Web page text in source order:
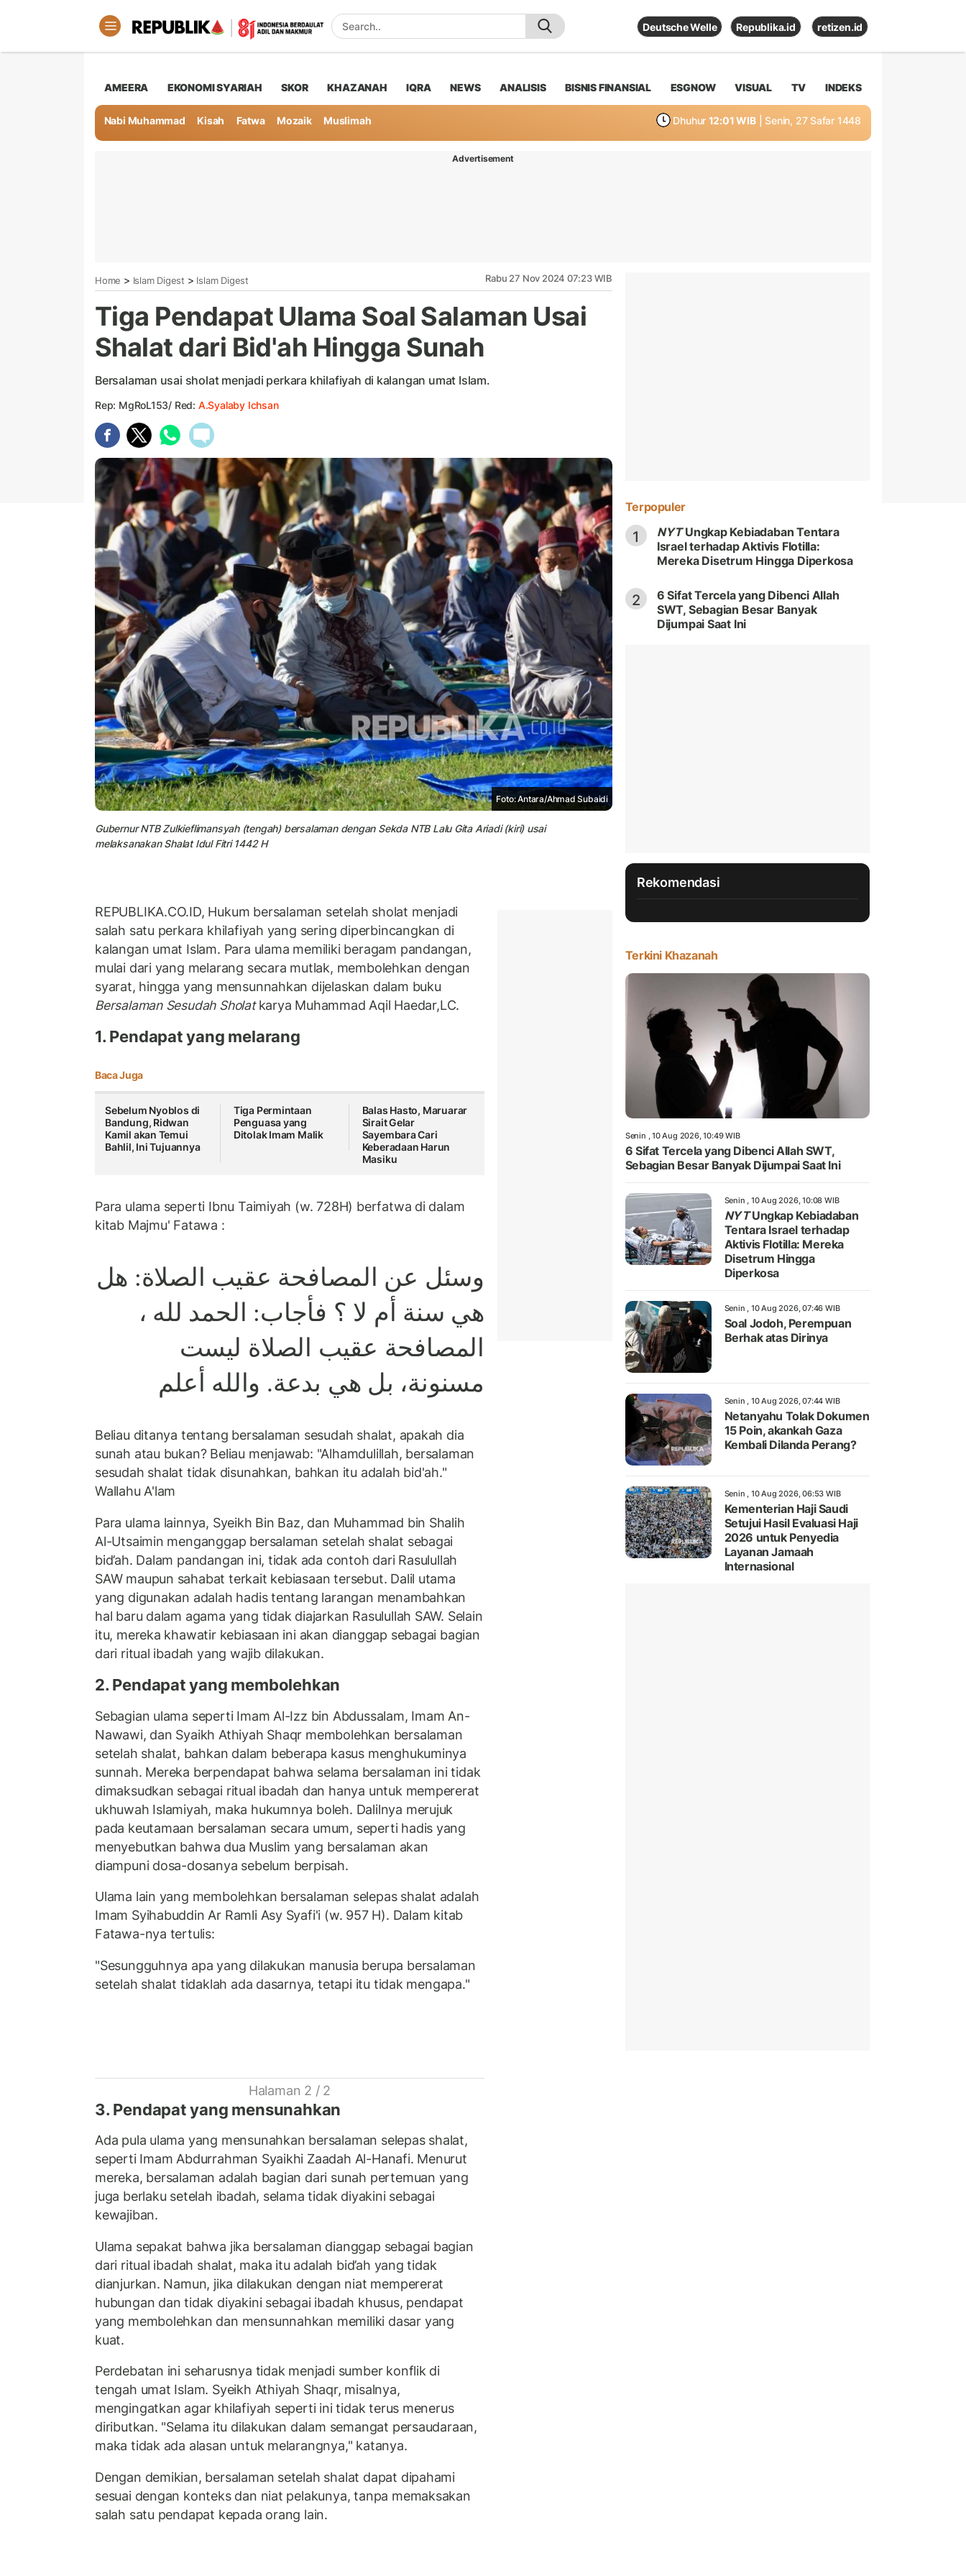
Deutsche Welle Republika.id retizen.id
AMEERA EKONOMI SYARIAH SKOR KHAZANAH IQRA NEWS ANALISIS BISNIS FINANSIAL ESGNOW VISUAL TV INDEKS
Nabi Muhammad Kisah Fatwa Mozaik Muslimah Dhuhur 12:01 WIB | Senin, 27 Safar 1448
Advertisement
Home > Islam Digest > Islam Digest Rabu 27 Nov 2024 07:23 WIB
Tiga Pendapat Ulama Soal Salaman Usai
Shalat dari Bid'ah Hingga Sunah
Bersalaman usai sholat menjadi perkara khilafiyah di kalangan umat Islam.
Rep: MgRoL153/ Red: A.Syalaby Ichsan
Foto: Antara/Ahmad Subaidi
Gubernur NTB Zulkieflimansyah (tengah) bersalaman dengan Sekda NTB Lalu Gita Ariadi (kiri) usai
melaksanakan Shalat Idul Fitri 1442 H
REPUBLIKA.CO.ID, Hukum bersalaman setelah sholat menjadi
salah satu perkara khilafiyah yang sering diperbincangkan di
kalangan umat Islam. Para ulama memiliki beragam pandangan,
mulai dari yang melarang secara mutlak, membolehkan dengan
syarat, hingga yang mensunnahkan dijelaskan dalam buku
Bersalaman Sesudah Sholatkarya Muhammad Aqil Haedar,LC.
1. Pendapat yang melarang
Baca Juga
Sebelum Nyoblos di
Bandung, Ridwan
Kamil akan Temui
Bahlil, Ini Tujuannya
Tiga Permintaan
Penguasa yang
Ditolak Imam Malik
Balas Hasto, Maruarar
Sirait Gelar
Sayembara Cari
Keberadaan Harun
Masiku
Para ulama seperti Ibnu Taimiyah (w. 728H) berfatwa di dalam
kitab Majmu' Fatawa :
وسئل عن المصافحة عقيب الصلاة: هل
هي سنة أم لا ؟ فأجاب: الحمد لله ،
المصافحة عقيب الصلاة ليست
مسنونة، بل هي بدعة. والله أعلم
Beliau ditanya tentang bersalaman sesudah shalat, apakah dia
sunah atau bukan? Beliau menjawab: "Alhamdulillah, bersalaman
sesudah shalat tidak disunahkan, bahkan itu adalah bid'ah."
Wallahu A'lam
Para ulama lainnya, Syeikh Bin Baz, dan Muhammad bin Shalih
Al-Utsaimin menganggap bersalaman setelah shalat sebagai
bid’ah. Dalam pandangan ini, tidak ada contoh dari Rasulullah
SAW maupun sahabat terkait kebiasaan tersebut. Dalil utama
yang digunakan adalah hadis tentang larangan menambahkan
hal baru dalam agama yang tidak diajarkan Rasulullah SAW. Selain
itu, mereka khawatir kebiasaan ini akan dianggap sebagai bagian
dari ritual ibadah yang wajib dilakukan.
2. Pendapat yang membolehkan
Sebagian ulama seperti Imam Al-Izz bin Abdussalam, Imam An-
Nawawi, dan Syaikh Athiyah Shaqr membolehkan bersalaman
setelah shalat, bahkan dalam beberapa kasus menghukuminya
sunnah. Mereka berpendapat bahwa selama bersalaman ini tidak
dimaksudkan sebagai ritual ibadah dan hanya untuk mempererat
ukhuwah Islamiyah, maka hukumnya boleh. Dalilnya merujuk
pada keutamaan bersalaman secara umum, seperti hadis yang
menyebutkan bahwa dua Muslim yang bersalaman akan
diampuni dosa-dosanya sebelum berpisah.
Ulama lain yang membolehkan bersalaman selepas shalat adalah
Imam Syihabuddin Ar Ramli Asy Syafi'i (w. 957 H). Dalam kitab
Fatawa-nya tertulis:
"Sesungguhnya apa yang dilakukan manusia berupa bersalaman
setelah shalat tidaklah ada dasarnya, tetapi itu tidak mengapa."
Halaman 2 / 2
3. Pendapat yang mensunahkan
Ada pula ulama yang mensunahkan bersalaman selepas shalat,
seperti Imam Abdurrahman Syaikhi Zaadah Al-Hanafi. Menurut
mereka, bersalaman adalah bagian dari sunah pertemuan yang
juga berlaku setelah ibadah, selama tidak diyakini sebagai
kewajiban.
Ulama sepakat bahwa jika bersalaman dianggap sebagai bagian
dari ritual ibadah shalat, maka itu adalah bid’ah yang tidak
dianjurkan. Namun, jika dilakukan dengan niat mempererat
hubungan dan tidak diyakini sebagai ibadah khusus, pendapat
yang membolehkan dan mensunnahkan memiliki dasar yang
kuat.
Perdebatan ini seharusnya tidak menjadi sumber konflik di
tengah umat Islam. Syeikh Athiyah Shaqr, misalnya,
mengingatkan agar khilafiyah seperti ini tidak terus menerus
diributkan. "Selama itu dilakukan dalam semangat persaudaraan,
maka tidak ada alasan untuk melarangnya," katanya.
Dengan demikian, bersalaman setelah shalat dapat dipahami
sesuai dengan konteks dan niat pelakunya, tanpa memaksakan
salah satu pendapat kepada orang lain.
Terpopuler
1 NYTUngkap Kebiadaban Tentara
Israel terhadap Aktivis Flotilla:
Mereka Disetrum Hingga Diperkosa
2
6 Sifat Tercela yang Dibenci Allah
SWT, Sebagian Besar Banyak
Dijumpai Saat Ini
Rekomendasi
Terkini Khazanah
Senin , 10 Aug 2026, 10:49 WIB
6 Sifat Tercela yang Dibenci Allah SWT,
Sebagian Besar Banyak Dijumpai Saat Ini
Senin , 10 Aug 2026, 10:08 WIB
NYTUngkap Kebiadaban
Tentara Israel terhadap
Aktivis Flotilla: Mereka
Disetrum Hingga
Diperkosa
Senin , 10 Aug 2026, 07:46 WIB
Soal Jodoh, Perempuan
Berhak atas Dirinya
Senin , 10 Aug 2026, 07:44 WIB
Netanyahu Tolak Dokumen
15 Poin, akankah Gaza
Kembali Dilanda Perang?
Senin , 10 Aug 2026, 06:53 WIB
Kementerian Haji Saudi
Setujui Hasil Evaluasi Haji
2026 untuk Penyedia
Layanan Jamaah
Internasional